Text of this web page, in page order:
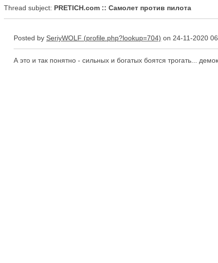
Thread subject: PRETICH.com :: Самолет против пилота
Posted by SeriyWOLF on 24-11-2020
А это и так понятно - сильных и богатых боятся трогать...